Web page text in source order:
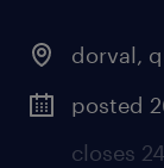
dorval,
posted
closes